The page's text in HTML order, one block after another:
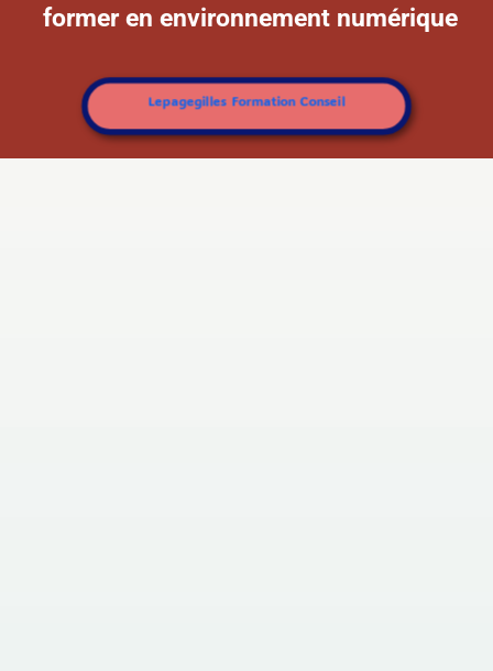
former en environnement numérique
Lepagegilles Formation Conseil